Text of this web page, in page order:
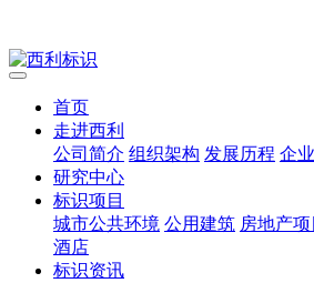
首页
走进西利
公司简介 组织架构 发展历程 企
研究中心
标识项目
城市公共环境 公用建筑 房地产项
酒店
标识资讯